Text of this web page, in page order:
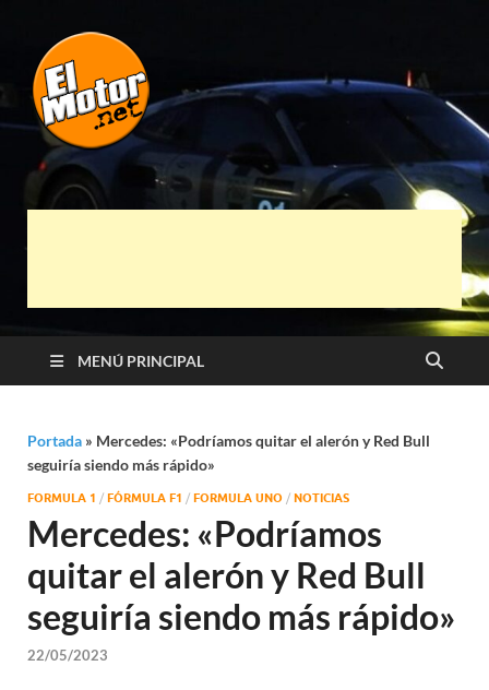
El Motor punto
Net
Automóviles
MENÚ PRINCIPAL
Portada » Mercedes: «Podríamos quitar el alerón y Red Bull
seguiría siendo más rápido»
FORMULA 1 / FÓRMULA F1 / FORMULA UNO / NOTICIAS
Mercedes: «Podríamos
quitar el alerón y Red Bull
seguiría siendo más rápido»
22/05/2023